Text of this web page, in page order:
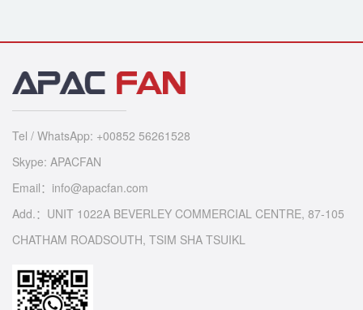
Tel / WhatsApp: +00852 56261528
Skype: APACFAN
Email：info@apacfan.com
Add.：UNIT 1022A BEVERLEY COMMERCIAL CENTRE, 87-105
CHATHAM ROADSOUTH, TSIM SHA TSUIKL